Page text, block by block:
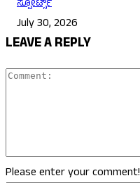
ಸ್ಪೋರ್ಟ್ಸ್
July 30, 2026
LEAVE A REPLY
Please enter your comment!